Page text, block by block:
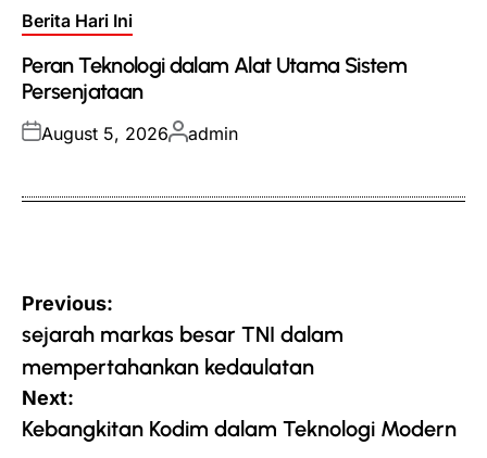
Posted
Berita Hari Ini
Peran Teknologi dalam Alat Utama Sistem
Persenjataan
Posted
August 5, 2026Posted
admin
Post
navigation
Previous:
sejarah markas besar TNI dalam
mempertahankan kedaulatan
Next:
Kebangkitan Kodim dalam Teknologi Modern